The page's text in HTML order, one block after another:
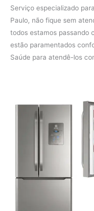
Serviço especializado
Paulo, não fique sem
todos estamos passando
estão paramentados
Saúde para atendê-los